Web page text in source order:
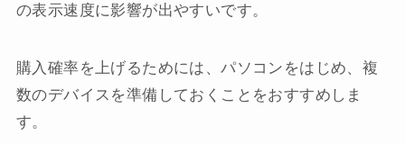
の表示速度に影響が出やすいです。
購入確率を上げるためには、パソコンをはじめ、複
数のデバイスを準備しておくことをおすすめしま
す。